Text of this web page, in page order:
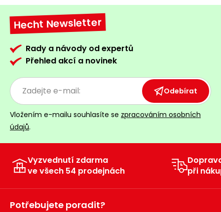
Hecht Newsletter
Rady a návody od expertů
Přehled akcí a novinek
Odebírat
Vložením e-mailu souhlasíte se zpracováním osobních
údajů.
Vyzvednutí zdarma
ve všech 54 prodejnách
při
Potřebujete poradit?